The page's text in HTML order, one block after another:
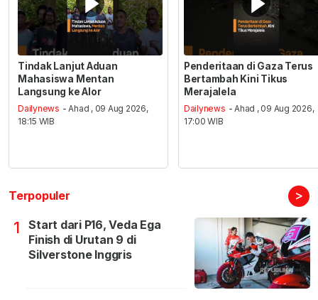
Tindak Lanjut Aduan
Mahasiswa Mentan
Langsung ke Alor
Dailynews - Ahad , 09 Aug 2026,
18:15 WIB
Penderitaan di Gaza Terus
Bertambah Kini Tikus
Merajalela
Dailynews - Ahad , 09 Aug 2026,
17:00 WIB
Terpopuler >
1
Start dari P16, Veda Ega
Finish di Urutan 9 di
Silverstone Inggris